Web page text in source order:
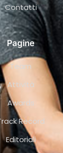
Contatti
Pagine
Team
Attività
Awards
Record
Editoriali